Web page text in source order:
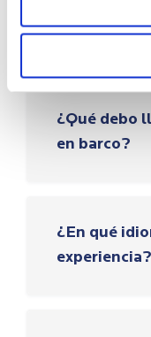
¿Qué
¿Qué debo
en barco?
¿En qué
experiencia?